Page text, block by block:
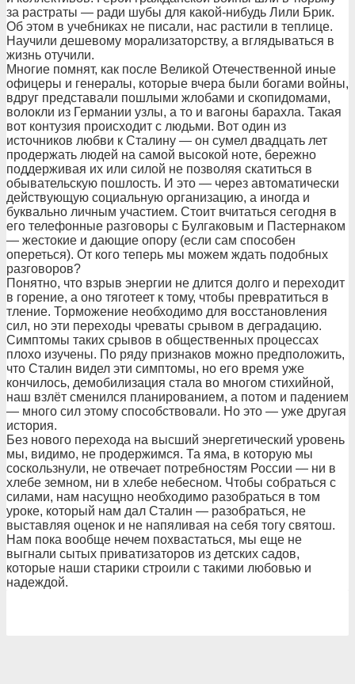
за растраты — ради шубы для какой-нибудь Лили Брик.
Об этом в учебниках не писали, нас растили в теплице.
Научили дешевому морализаторству, а вглядываться в
жизнь отучили.
Многие помнят, как после Великой Отечественной иные
офицеры и генералы, которые вчера были богами войны,
вдруг представали пошлыми жлобами и скопидомами,
волокли из Германии узлы, а то и вагоны барахла. Такая
вот контузия происходит с людьми. Вот один из
источников любви к Сталину — он сумел двадцать лет
продержать людей на самой высокой ноте, бережно
поддерживая их или силой не позволяя скатиться в
обывательскую пошлость. И это — через автоматически
действующую социальную организацию, а иногда и
буквально личным участием. Стоит вчитаться сегодня в
его телефонные разговоры с Булгаковым и Пастернаком
— жестокие и дающие опору (если сам способен
опереться). От кого теперь мы можем ждать подобных
разговоров?
Понятно, что взрыв энергии не длится долго и переходит
в горение, а оно тяготеет к тому, чтобы превратиться в
тление. Торможение необходимо для восстановления
сил, но эти переходы чреваты срывом в деградацию.
Симптомы таких срывов в общественных процессах
плохо изучены. По ряду признаков можно предположить,
что Сталин видел эти симптомы, но его время уже
кончилось, демобилизация стала во многом стихийной,
наш взлёт сменился планированием, а потом и падением
— много сил этому способствовали. Но это — уже другая
история.
Без нового перехода на высший энергетический уровень
мы, видимо, не продержимся. Та яма, в которую мы
соскользнули, не отвечает потребностям России — ни в
хлебе земном, ни в хлебе небесном. Чтобы собраться с
силами, нам насущно необходимо разобраться в том
уроке, который нам дал Сталин — разобраться, не
выставляя оценок и не напяливая на себя тогу святош.
Нам пока вообще нечем похвастаться, мы еще не
выгнали сытых приватизаторов из детских садов,
которые наши старики строили с такими любовью и
надеждой.